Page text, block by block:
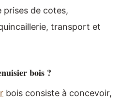
prises de cotes,
transport et
bois ?
bois consiste à concevoir,